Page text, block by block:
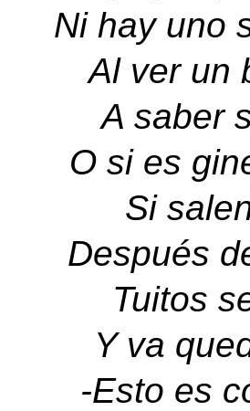
Ni hay uno
Al ver un
A saber
O si es
Si
Después
Tuitos
Y va
-Esto es